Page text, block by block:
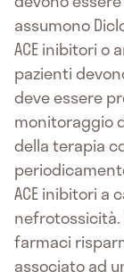
assumono
ACE inibitori o
pazienti
deve essere
monitoraggio
della terapia
ACE inibitori a
farmaci
associato ad